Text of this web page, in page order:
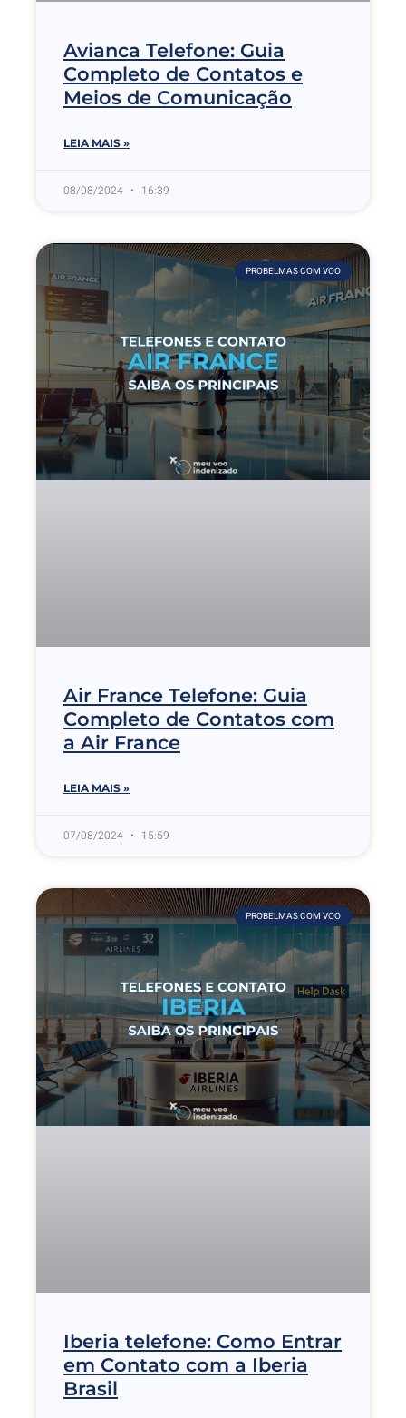
Avianca Telefone: Guia
Completo de Contatos e
Meios de Comunicação
LEIA MAIS »
08/08/2024 16:39
PROBELMAS COM VOO
Air France Telefone: Guia
Completo de Contatos com
a Air France
LEIA MAIS »
07/08/2024 15:59
PROBELMAS COM VOO
Iberia telefone: Como Entrar
em Contato com a Iberia
Brasil